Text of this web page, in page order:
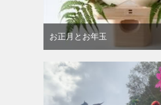
お正月とお年玉